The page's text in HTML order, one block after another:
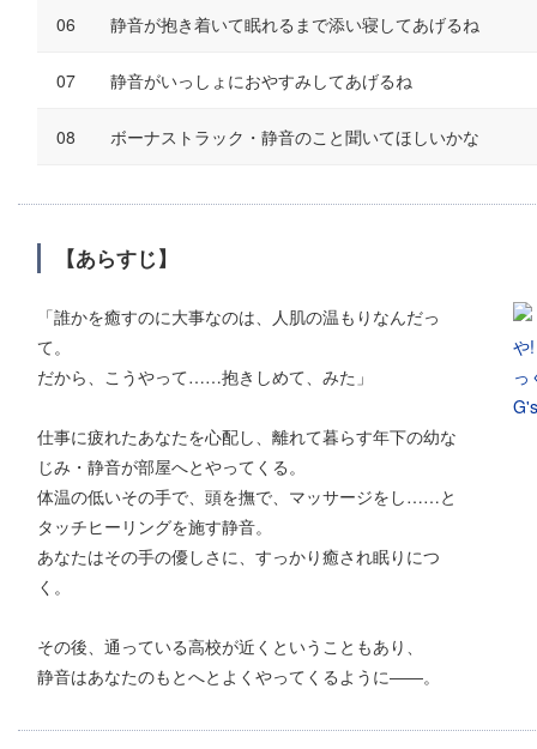
静音が抱き着いて眠れるまで添い寝してあげるね
静音がいっしょにおやすみしてあげるね
ボーナストラック・静音のこと聞いてほしいかな
【あらすじ】
「誰かを癒すのに大事なのは、人肌の温もりなんだっ
て。
だから、こうやって……抱きしめて、みた」
仕事に疲れたあなたを心配し、離れて暮らす年下の幼な
じみ・静音が部屋へとやってくる。
体温の低いその手で、頭を撫で、マッサージをし……と
タッチヒーリングを施す静音。
あなたはその手の優しさに、すっかり癒され眠りにつ
く。
その後、通っている高校が近くということもあり、
静音はあなたのもとへとよくやってくるように――。